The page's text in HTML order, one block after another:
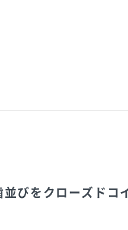
びをクローズドコ